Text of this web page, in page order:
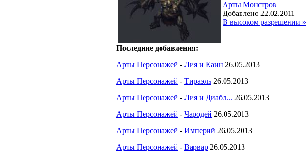
Арты Монстров
Добавлено 22.02.2011
В высоком разрешении »
Последние добавления:
Арты Персонажей - Лия и Каин 26.05.2013
Арты Персонажей - Тираэль 26.05.2013
Арты Персонажей - Лия и Диабл... 26.05.2013
Арты Персонажей - Чародей 26.05.2013
Арты Персонажей - Империй 26.05.2013
Арты Персонажей - Варвар 26.05.2013